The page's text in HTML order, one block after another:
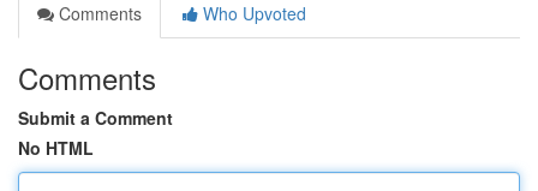
Comments
Who Upvoted
Comments
Submit a Comment
No HTML